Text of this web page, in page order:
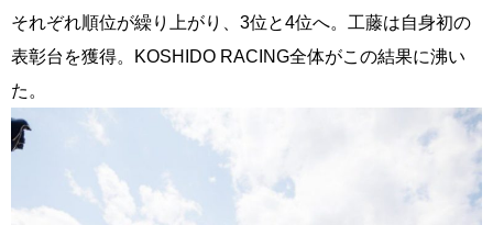
それぞれ順位が繰り上がり、3位と4位へ。工藤は自身初の
表彰台を獲得。KOSHIDO RACING全体がこの結果に沸い
た。